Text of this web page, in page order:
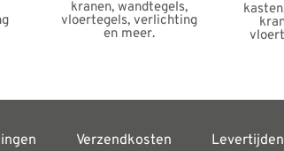
Verzendkosten Levertijden